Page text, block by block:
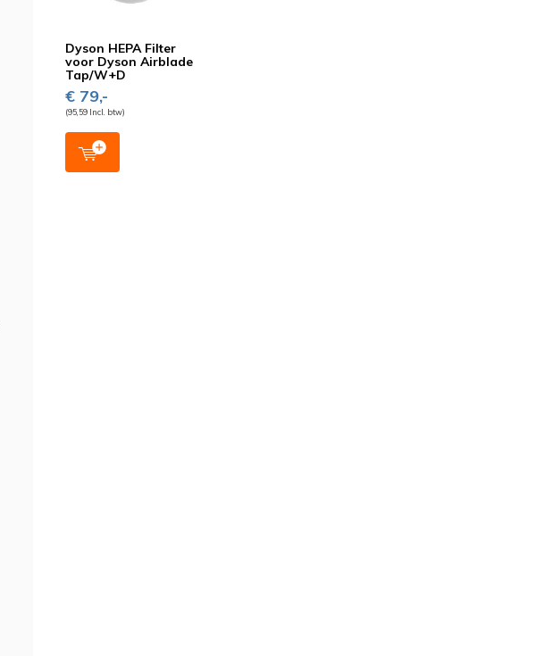
Dyson HEPA Filter
voor Dyson Airblade
Tap/W+D
€ 79,-
(95,59 Incl. btw)